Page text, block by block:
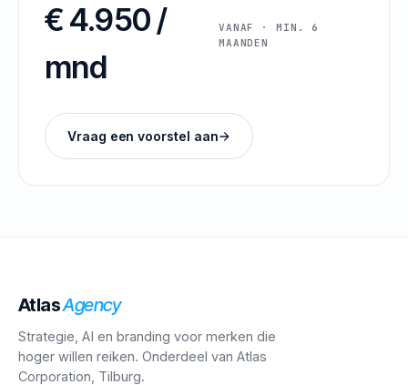
€ 4.950 /
mnd
VANAF · MIN. 6
MAANDEN
Vraag een voorstel aan
AtlasAgency
Strategie, AI en branding voor merken die
hoger willen reiken. Onderdeel van Atlas
Corporation, Tilburg.